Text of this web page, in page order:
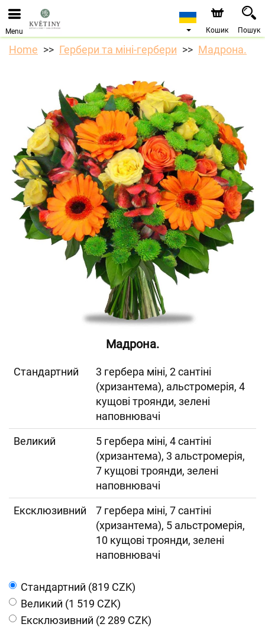
Ми приймаємо замовлення через наш інтернет-
магазин. Найближча можлива дата доставки —
10.08.2026 у зв’язку з відпусткою.
Menu Кошик Пошук
Home Гербери та міні-гербери Мадрона.
Мадрона.
Cтандартний
3 гербера міні, 2 сантіні
(хризантема), альстромерія, 4
кущові троянди, зелені
наповнювачі
Великий
5 гербера міні, 4 сантіні
(хризантема), 3 альстромерія,
7 кущові троянди, зелені
наповнювачі
Ексклюзивний
7 гербера міні, 7 сантіні
(хризантема), 5 альстромерія,
10 кущові троянди, зелені
наповнювачі
Cтандартний (819 CZK)
Великий (1 519 CZK)
Ексклюзивний (2 289 CZK)